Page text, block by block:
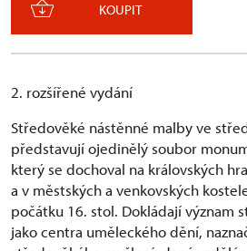
KOUPIT
2. rozšířené vydání
Středověké nástěnné malby ve
představují ojedinělý soubor
který se dochoval na královských
a v městských a venkovských
počátku 16. stol. Dokládají význam
jako centra uměleckého dění,